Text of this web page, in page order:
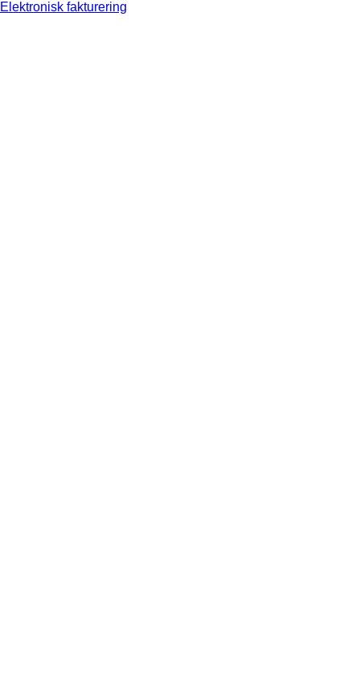
Elektronisk fakturering